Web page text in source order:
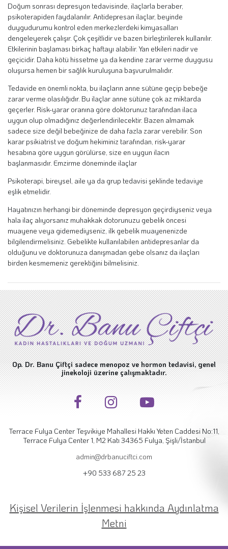
Doğum sonrası depresyon tedavisinde, ilaçlarla beraber,
psikoterapiden faydalanılır. Antidepresan ilaçlar, beyinde
duygudurumu kontrol eden merkezlerdeki kimyasalları
dengeleyerek çalışır. Çok çeşitlidir ve bazen birleştirilerek kullanılır.
Etkilerinin başlaması birkaç haftayı alabilir. Yan etkileri nadir ve
geçicidir. Daha kötü hissetme ya da kendine zarar verme duygusu
oluşursa hemen bir sağlık kuruluşuna başvurulmalıdır.
Tedavide en önemli nokta, bu ilaçların anne sütüne geçip bebeğe
zarar verme olasılığıdır. Bu ilaçlar anne sütüne çok az miktarda
geçerler. Risk-yarar oranına göre doktorunuz tarafından ilaca
uygun olup olmadığınız değerlendirilecektir. Bazen almamak
sadece size değil bebeğinize de daha fazla zarar verebilir. Son
karar psikiatrist ve doğum hekiminiz tarafından, risk-yarar
hesabına göre uygun görülürse, size en uygun ilacın
başlanmasıdır. Emzirme döneminde ilaçlar
Psikoterapi, bireysel, aile ya da grup tedavisi şeklinde tedaviye
eşlik etmelidir.
Hayatınızın herhangi bir döneminde depresyon geçirdiyseniz veya
hala ilaç alıyorsanız muhakkak dotorunuzu gebelik öncesi
muayene veya gidemediyseniz, ilk gebelik muayenenizde
bilgilendirmelisiniz. Gebelikte kullanılabilen antidepresanlar da
olduğunu ve doktorunuza danışmadan gebe olsanız da ilaçları
birden kesmemeniz gerektiğini bilmelisiniz.
Op. Dr. Banu Çiftçi sadece menopoz ve hormon tedavisi, genel
jinekoloji üzerine çalışmaktadır.
Terrace Fulya Center Teşvikiye Mahallesi Hakkı Yeten Caddesi No:11,
Terrace Fulya Center 1, M2 Katı 34365 Fulya, Şişli/İstanbul
admin@drbanuciftci.com
+90 533 687 25 23
Kişisel Verilerin İşlenmesi hakkında Aydınlatma
Metni